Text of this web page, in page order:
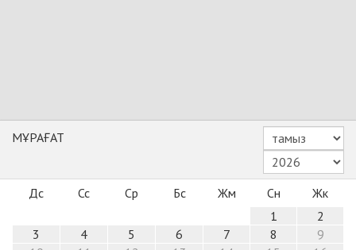
МҰРАҒАТ
Дс Сс Ср Бс Жм Сн
Жк
1
2
3
4 5 6 7 8
9